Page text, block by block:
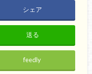
シェア
送る
feedly